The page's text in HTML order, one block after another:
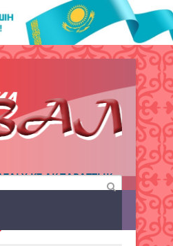
АҚПАРАТТЫҚ
АГЕНТТІГІ